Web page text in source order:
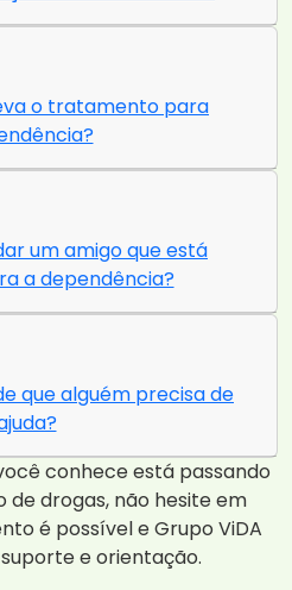
o tratamento para
um amigo que está
a dependência?
que alguém precisa de
conhece está passando
de drogas, não hesite em
é possível e Grupo ViDA
e orientação.